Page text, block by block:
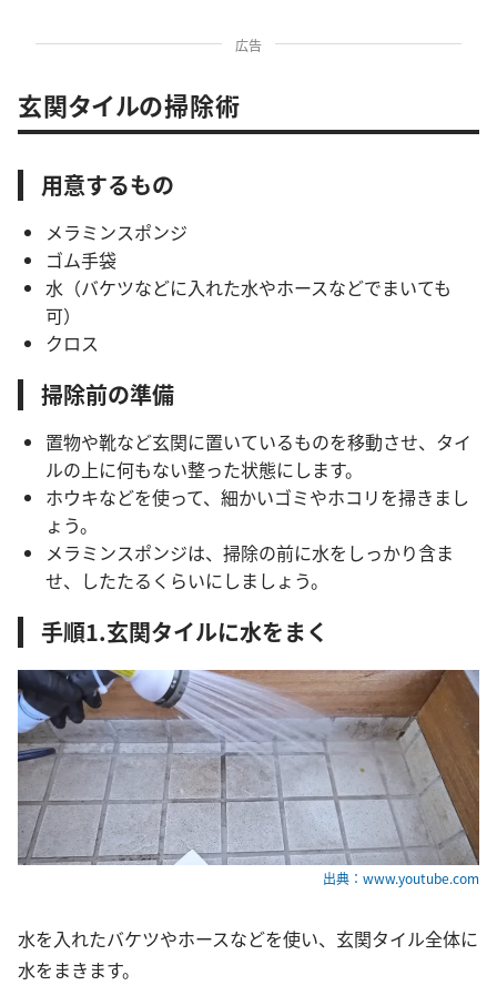
広告
玄関タイルの掃除術
用意するもの
メラミンスポンジ
ゴム手袋
水（バケツなどに入れた水やホースなどでまいても
可）
クロス
掃除前の準備
置物や靴など玄関に置いているものを移動させ、タイ
ルの上に何もない整った状態にします。
ホウキなどを使って、細かいゴミやホコリを掃きまし
ょう。
メラミンスポンジは、掃除の前に水をしっかり含ま
せ、したたるくらいにしましょう。
手順1.玄関タイルに水をまく
出典：www.youtube.com
水を入れたバケツやホースなどを使い、玄関タイル全体に
水をまきます。